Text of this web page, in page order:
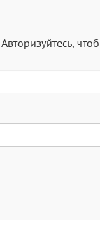
Авторизуйтесь,